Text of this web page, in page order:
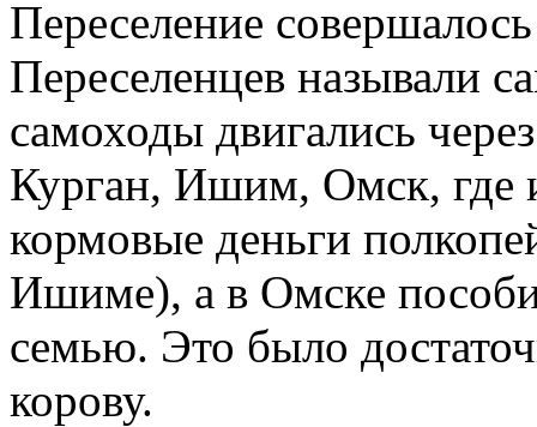
Переселение
Переселенцев называли
самоходы двигались
Курган, Ишим, Омск, где
кормовые деньги
Ишиме), а в Омске
семью. Это было
корову.